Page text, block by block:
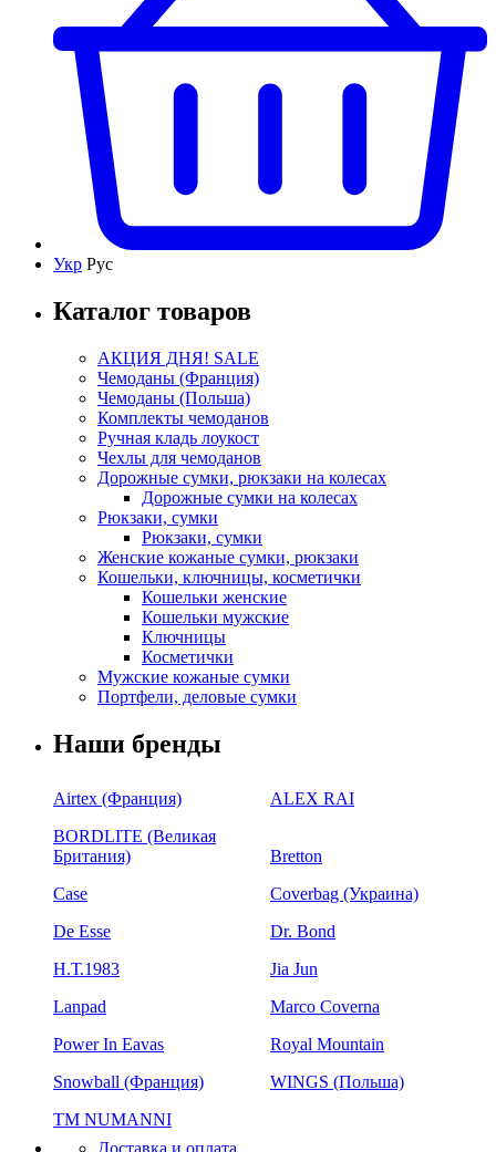
Укр Рус
Каталог товаров
АКЦИЯ ДНЯ! SALE
Чемоданы (Франция)
Чемоданы (Польша)
Комплекты чемоданов
Ручная кладь лоукост
Чехлы для чемоданов
Дорожные сумки, рюкзаки на колесах
Дорожные сумки на колесах
Рюкзаки, сумки
Рюкзаки, сумки
Женские кожаные сумки, рюкзаки
Кошельки, ключницы, косметички
Кошельки женские
Кошельки мужские
Ключницы
Косметички
Мужские кожаные сумки
Портфели, деловые сумки
Наши бренды
Airtex (Франция)
ALEX RAI
BORDLITE (Великая
Британия)
Bretton
Case
Coverbag (Украина)
De Esse
Dr. Bond
H.Т.1983
Jia Jun
Lanpad
Marco Coverna
Power In Eavas
Royal Mountain
Snowball (Франция)
WINGS (Польша)
ТМ NUMANNI